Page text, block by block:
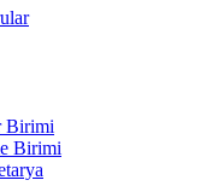
Birimi
Birimi